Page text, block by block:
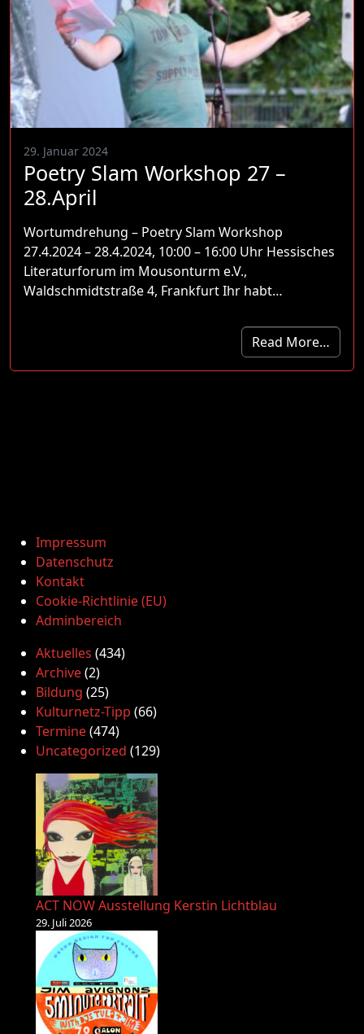
29. Januar 2024
Poetry Slam Workshop 27 –
28.April
Wortumdrehung – Poetry Slam Workshop
27.4.2024 – 28.4.2024, 10:00 – 16:00 Uhr Hessisches
Literaturforum im Mousonturm e.V.,
Waldschmidtstraße 4, Frankfurt Ihr habt…
Read More…
Impressum
Datenschutz
Kontakt
Cookie-Richtlinie (EU)
Adminbereich
Aktuelles (434)
Archive(2)
Bildung (25)
Kulturnetz-Tipp (66)
Termine(474)
Uncategorized (129)
ACT NOW Ausstellung Kerstin Lichtblau
29. Juli 2026